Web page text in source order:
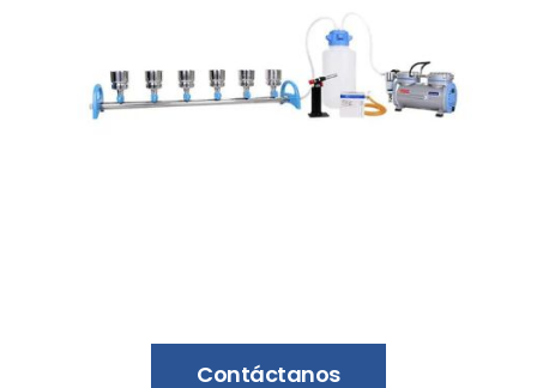
Contáctanos